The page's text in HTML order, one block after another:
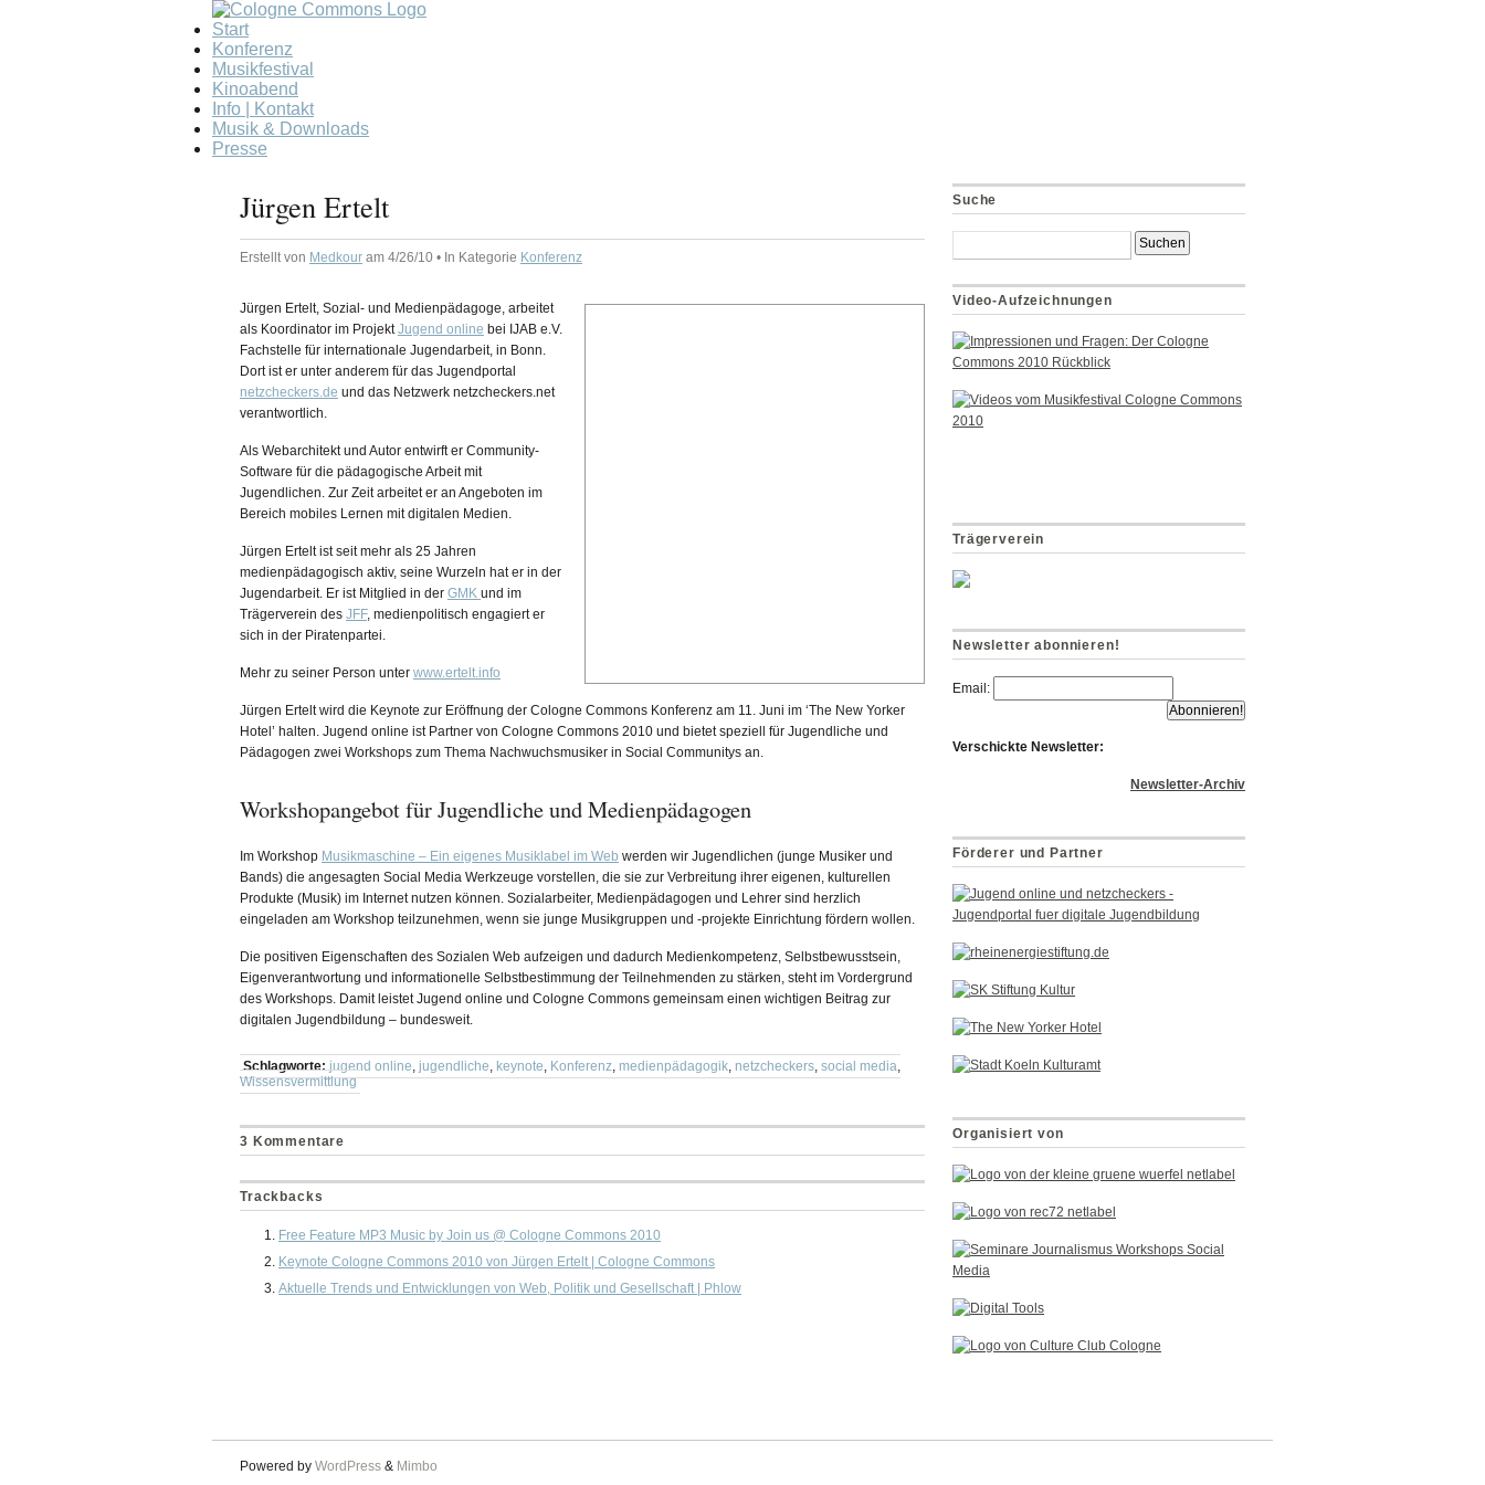
Start
Konferenz
Musikfestival
Kinoabend
Info | Kontakt
Musik & Downloads
Presse
Jürgen Ertelt
Erstellt von Medkour am 4/26/10 • In Kategorie Konferenz
Jürgen Ertelt, Sozial- und Medienpädagoge, arbeitet
als Koordinator im ProjektJugend online bei IJAB e.V.
Fachstelle für internationale Jugendarbeit, in Bonn.
Dort ist er unter anderem für das Jugendportal
netzcheckers.de und das Netzwerk netzcheckers.net
verantwortlich.
Als Webarchitekt und Autor entwirft er Community-
Software für die pädagogische Arbeit mit
Jugendlichen. Zur Zeit arbeitet er an Angeboten im
Bereich mobiles Lernen mit digitalen Medien.
Jürgen Ertelt ist seit mehr als 25 Jahren
medienpädagogisch aktiv, seine Wurzeln hat er in der
Jugendarbeit. Er ist Mitglied in der GMK und im
Trägerverein des JFF, medienpolitisch engagiert er
sich in der Piratenpartei.
Mehr zu seiner Person unter www.ertelt.info
Jürgen Ertelt wird die Keynote zur Eröffnung der Cologne Commons Konferenz am 11. Juni im ‘The New Yorker
Hotel’ halten. Jugend online ist Partner von Cologne Commons 2010 und bietet speziell für Jugendliche und
Pädagogen zwei Workshops zum Thema Nachwuchsmusiker in Social Communitys an.
Workshopangebot für Jugendliche und Medienpädagogen
Im Workshop Musikmaschine – Ein eigenes Musiklabel im Web werden wir Jugendlichen (junge Musiker und
Bands) die angesagten Social Media Werkzeuge vorstellen, die sie zur Verbreitung ihrer eigenen, kulturellen
Produkte (Musik) im Internet nutzen können. Sozialarbeiter, Medienpädagogen und Lehrer sind herzlich
eingeladen am Workshop teilzunehmen, wenn sie junge Musikgruppen und -projekte Einrichtung fördern wollen.
Die positiven Eigenschaften des Sozialen Web aufzeigen und dadurch Medienkompetenz, Selbstbewusstsein,
Eigenverantwortung und informationelle Selbstbestimmung der Teilnehmenden zu stärken, steht im Vordergrund
des Workshops. Damit leistet Jugend online und Cologne Commons gemeinsam einen wichtigen Beitrag zur
digitalen Jugendbildung – bundesweit.
Schlagworte: jugend online, jugendliche, keynote, Konferenz, medienpädagogik, netzcheckers, social media,
Wissensvermittlung
3 Kommentare
Trackbacks
Free Feature MP3 Music by Join us @ Cologne Commons 2010
Keynote Cologne Commons 2010 von Jürgen Ertelt | Cologne Commons
Aktuelle Trends und Entwicklungen von Web, Politik und Gesellschaft | Phlow
Suche
Video-Aufzeichnungen
Trägerverein
Newsletter abonnieren!
Email:
Verschickte Newsletter:
Newsletter-Archiv
Förderer und Partner
Organisiert von
Powered by WordPress & Mimbo